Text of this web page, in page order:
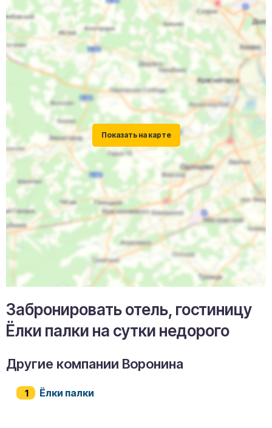
Забронировать отель, гостиницу
Ёлки палки на сутки недорого
Другие компании Воронина
Ёлки палки